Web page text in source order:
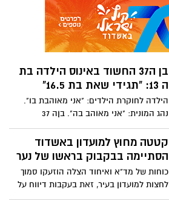
בן ה37 החשוד באינוס הילדה בת
ה 13: "תגידי שאת בת 16.5"
הילדה לחוקרת הילדים: "אני מאוהבת בו".
נהג המונית: "אני מאוהב בה". בןה 37
מאשדוד הודה במשטרה שניהל קשר מיני עם
מי הילדה שהציגה את עצמה כבת 17. אבל
ההתכתבויות ביניהם הסגירו את העובדה
שידע מה גילה האמיתי (13).
קטטה מחוץ למועדון באשדוד
הסתיימה בבקבוק בראשו של נער
כוחות של מד"א ואיחוד הצלה הוזעקו סמוך
לחצות למועדון בעיר, זאת בעקבות דיווח על
קטטה עם פצוע במקום. הכוחות שהגיעו